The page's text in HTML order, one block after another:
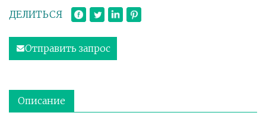
ДЕЛИТЬСЯ
Отправить запрос
Описание